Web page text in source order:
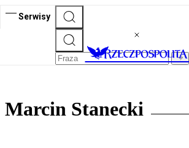
Serwisy
Marcin Stanecki